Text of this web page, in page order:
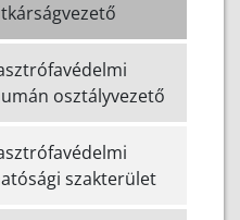
osztályvezető
szakterület